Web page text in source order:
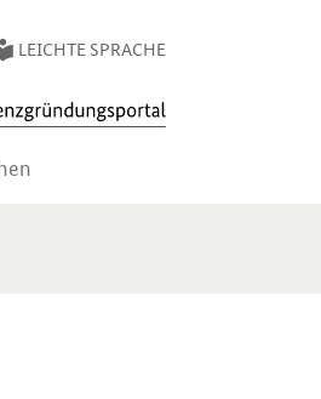
LEICHTE SPRACHE
STARTEN